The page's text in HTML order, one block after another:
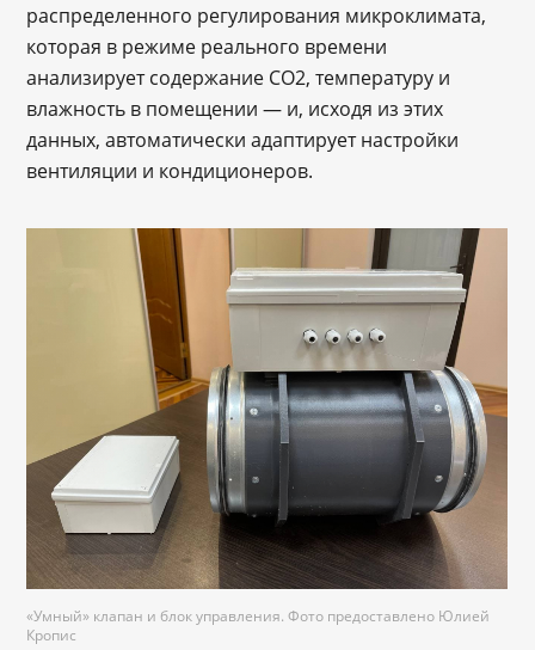
распределенного регулирования микроклимата,
которая в режиме реального времени
анализирует содержание CO2, температуру и
влажность в помещении — и, исходя из этих
данных, автоматически адаптирует настройки
вентиляции и кондиционеров.
«Умный» клапан и блок управления. Фото предоставлено Юлией
Кропис